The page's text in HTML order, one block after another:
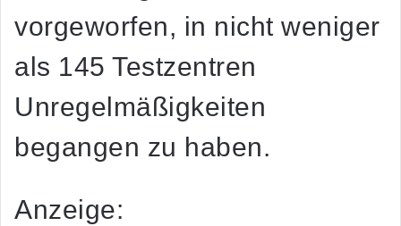
vorgeworfen, in nicht weniger
als 145 Testzentren
Unregelmäßigkeiten
begangen zu haben.
Anzeige: